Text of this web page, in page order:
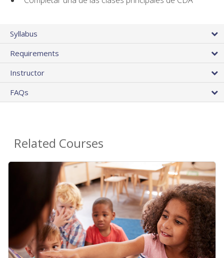
Syllabus
Requirements
Instructor
FAQs
Related Courses